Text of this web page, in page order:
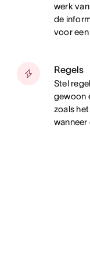
werk
de
voor
Regels
Stel
gewoon
zoals
wanneer